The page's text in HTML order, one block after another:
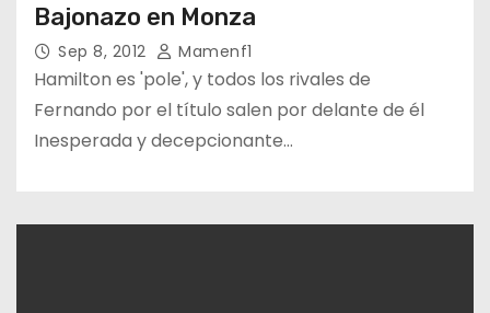
Bajonazo en Monza
Sep 8, 2012 Mamenf1
Hamilton es 'pole', y todos los rivales de
Fernando por el título salen por delante de él
Inesperada y decepcionante…